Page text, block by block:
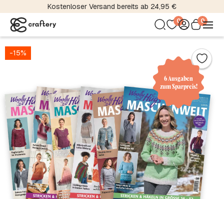
Kostenloser Versand bereits ab 24,95 €
0 0
-15%
6 Ausgaben
zum Sparpreis!